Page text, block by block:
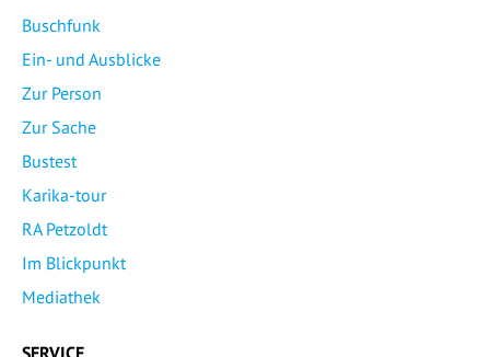
Buschfunk
Ein- und Ausblicke
Zur Person
Zur Sache
Bustest
Karika-tour
RA Petzoldt
Im Blickpunkt
Mediathek